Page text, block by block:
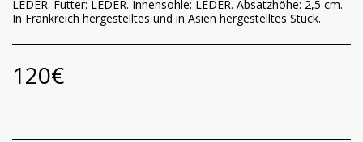
LEDER. Futter: LEDER. Innensohle: LEDER. Absatzhöhe: 2,5 cm.
In Frankreich hergestelltes und in Asien hergestelltes Stück.
120€